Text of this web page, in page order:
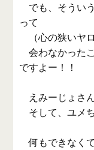
でも、そうい
って
（心の狭いヤ
会わなかった
ですよー！！
えみーじょさ
そして、ユメ
何もできなく